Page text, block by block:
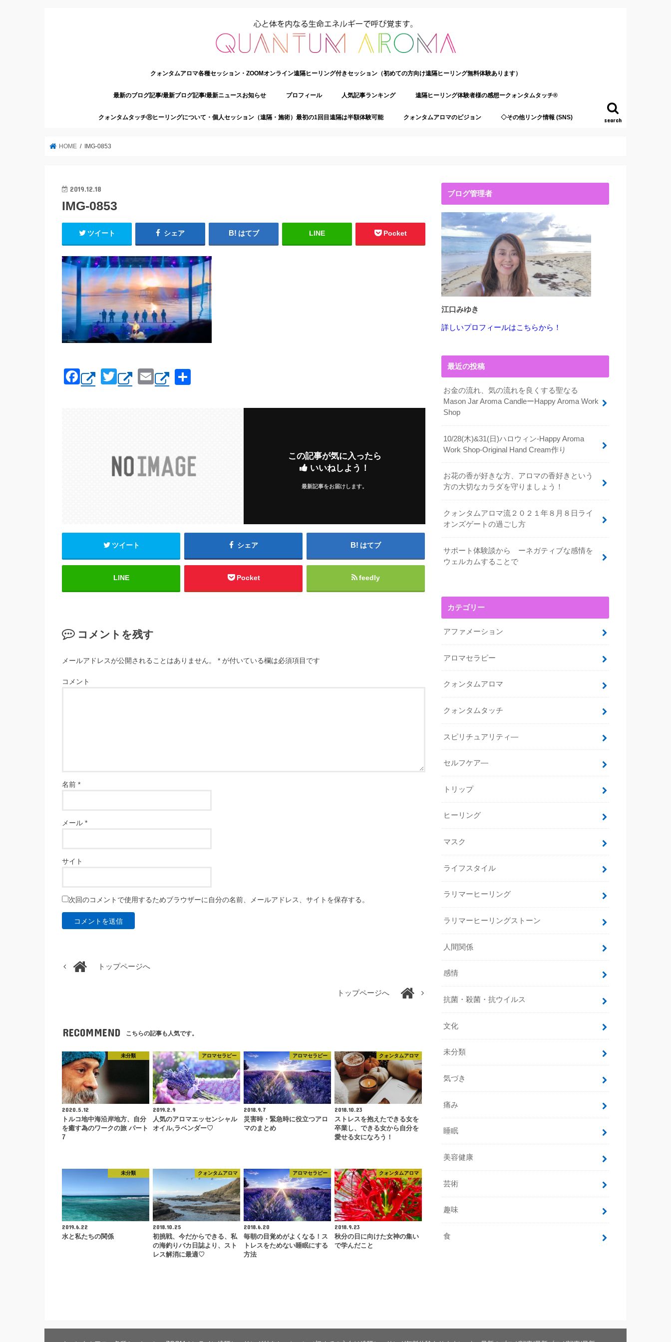
search
クォンタムアロマ各種セッション・ZOOMオンライン遠隔ヒーリング付きセッション（初めての方向け遠隔ヒーリング無料体験あります）
最新のブログ記事/最新ブログ記事/最新ニュースお知らせ プロフィール 人気記事ランキング 遠隔ヒーリング体験者様の感想ークォンタムタッチ®
クォンタムタッチⓇヒーリングについて・個人セッション（遠隔・施術）最初の1回目遠隔は半額体験可能 クォンタムアロマのビジョン ◇その他リンク情報 (SNS)
HOME IMG-0853
2019.12.18
IMG-0853
ツイート シェア はてブ LINE Pocket
F
a
T
wi
E
m
この記事が気に入ったら
いいねしよう！
最新記事をお届けします。
ツイート シェア はてブ
LINE Pocket feedly
コメントを残す
メールアドレスが公開されることはありません。 * が付いている欄は必須項目です
コメント
名前 *
メール *
サイト
次回のコメントで使用するためブラウザーに自分の名前、メールアドレス、サイトを保存する。
トップページへ
トップページへ
RECOMMEND こちらの記事も人気です。
未分類
2020.5.12
トルコ地中海沿岸地方、自分
を癒す為のワークの旅 パート
7
アロマセラピー
2019.2.9
人気のアロマエッセンシャル
オイル,ラベンダー♡
アロマセラピー
2018.9.7
災害時・緊急時に役立つアロ
マのまとめ
クォンタムアロマ
2018.10.23
ストレスを抱えたできる女を
卒業し、できる女から自分を
愛せる女になろう！
未分類
2019.6.22
水と私たちの関係
クォンタムアロマ
2018.10.25
初挑戦、今だからできる、私
の海釣りバカ日誌より、スト
レス解消に最適♡
アロマセラピー
2018.6.20
毎朝の目覚めがよくなる！ス
トレスをためない睡眠にする
方法
クォンタムアロマ
2018.9.23
秋分の日に向けた女神の集い
で学んだこと
ブログ管理者
江口みゆき
詳しいプロフィールはこちらから！
最近の投稿
お金の流れ、気の流れを良くする聖なる
Mason Jar Aroma CandleーHappy Aroma Work
Shop
10/28(木)&31(日)ハロウィン-Happy Aroma
Work Shop-Original Hand Cream作り
お花の香が好きな方、アロマの香好きという
方の大切なカラダを守りましょう！
クォンタムアロマ流２０２１年８月８日ライ
オンズゲートの過ごし方
サポート体験談から ーネガティブな感情を
ウェルカムすることで
カテゴリー
アファメーション
アロマセラピー
クォンタムアロマ
クォンタムタッチ
スピリチュアリティ―
セルフケア―
トリップ
ヒーリング
マスク
ライフスタイル
ラリマーヒーリング
ラリマーヒーリングストーン
人間関係
感情
抗菌・殺菌・抗ウイルス
文化
未分類
気づき
痛み
睡眠
美容健康
芸術
趣味
食